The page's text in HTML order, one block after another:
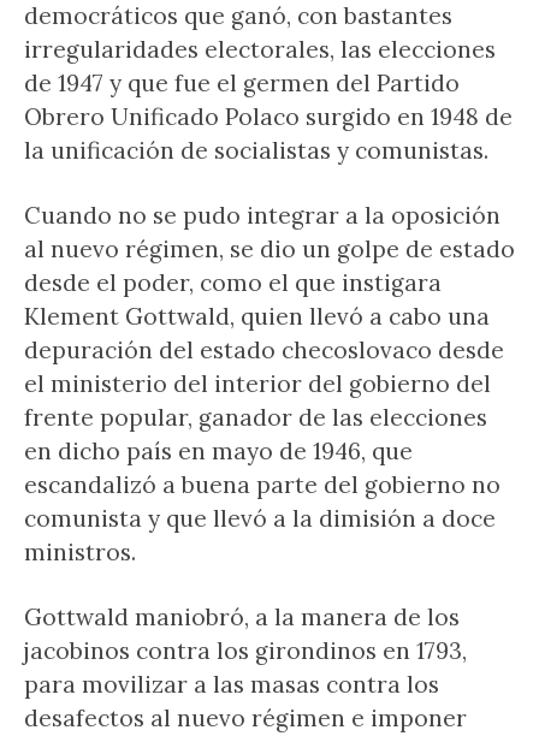
democráticos que ganó, con bastantes
irregularidades electorales, las elecciones
de 1947 y que fue el germen del Partido
Obrero Unificado Polaco surgido en 1948 de
la unificación de socialistas y comunistas.
Cuando no se pudo integrar a la oposición
al nuevo régimen, se dio un golpe de estado
desde el poder, como el que instigara
Klement Gottwald, quien llevó a cabo una
depuración del estado checoslovaco desde
el ministerio del interior del gobierno del
frente popular, ganador de las elecciones
en dicho país en mayo de 1946, que
escandalizó a buena parte del gobierno no
comunista y que llevó a la dimisión a doce
ministros.
Gottwald maniobró, a la manera de los
jacobinos contra los girondinos en 1793,
para movilizar a las masas contra los
desafectos al nuevo régimen e imponer